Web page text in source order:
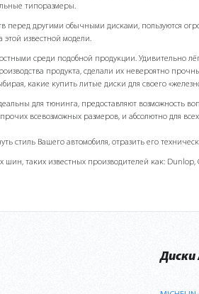
типоразмеры.
другими обычными дисками, пользуются
этой известной модели.
среди подобной продукции. Удивительно
продукта, сделали их невероятно
какие купить литые диски для своего
для тюнинга, предоставляют
всевозможных размеров, и абсолютно для
Вашего автомобиля, отразить его
таких известных производителей как: Dunlop,